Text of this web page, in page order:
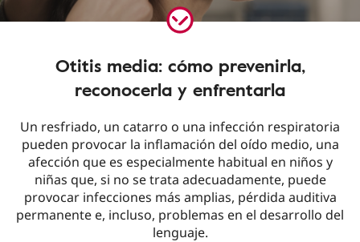
Otitis media: cómo prevenirla,
reconocerla y enfrentarla
Un resfriado, un catarro o una infección respiratoria
pueden provocar la inflamación del oído medio, una
afección que es especialmente habitual en niños y
niñas que, si no se trata adecuadamente, puede
provocar infecciones más amplias, pérdida auditiva
permanente e, incluso, problemas en el desarrollo del
lenguaje.